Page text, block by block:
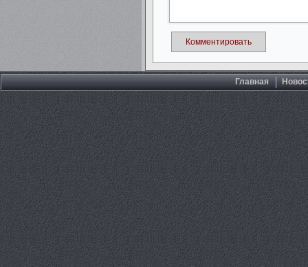
Комментировать
Главная